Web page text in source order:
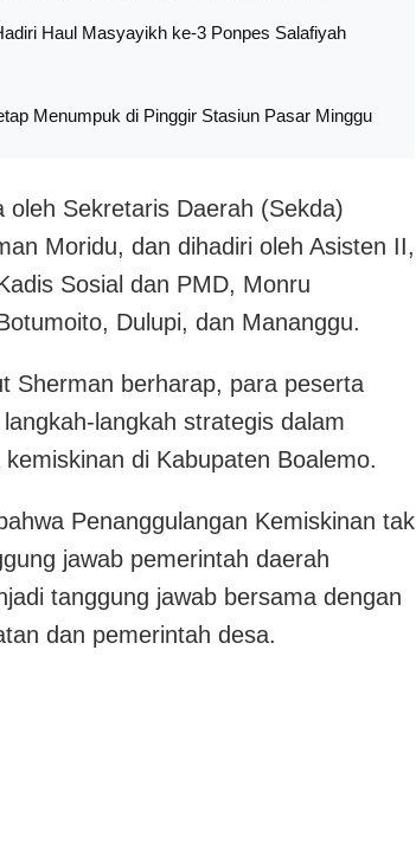
Haul Masyayikh ke-3 Ponpes Salafiyah
Menumpuk di Pinggir Stasiun Pasar Minggu
oleh Sekretaris Daerah (Sekda)
Moridu, dan dihadiri oleh Asisten II,
Sosial dan PMD, Monru
Dulupi, dan Mananggu.
Sherman berharap, para peserta
langkah strategis dalam
di Kabupaten Boalemo.
Penanggulangan Kemiskinan tak
jawab pemerintah daerah
tanggung jawab bersama dengan
dan pemerintah desa.